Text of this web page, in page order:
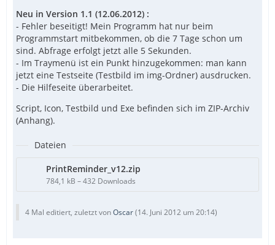
Neu in Version 1.1 (12.06.2012) :
- Fehler beseitigt! Mein Programm hat nur beim
Programmstart mitbekommen, ob die 7 Tage schon um
sind. Abfrage erfolgt jetzt alle 5 Sekunden.
- Im Traymenü ist ein Punkt hinzugekommen: man kann
jetzt eine Testseite (Testbild im img-Ordner) ausdrucken.
- Die Hilfeseite überarbeitet.
Script, Icon, Testbild und Exe befinden sich im ZIP-Archiv
(Anhang).
Dateien
PrintReminder_v12.zip
784,1 kB – 432 Downloads
4 Mal editiert, zuletzt vonOscar(14. Juni 2012 um 20:14)